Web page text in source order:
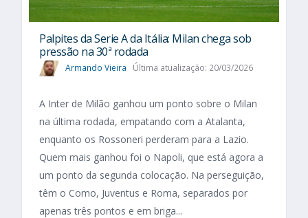
Palpites da Serie A da Itália: Milan chega sob
pressão na 30ª rodada
Armando Vieira Última atualização: 20/03/2026
A Inter de Milão ganhou um ponto sobre o Milan
na última rodada, empatando com a Atalanta,
enquanto os Rossoneri perderam para a Lazio.
Quem mais ganhou foi o Napoli, que está agora a
um ponto da segunda colocação. Na perseguição,
têm o Como, Juventus e Roma, separados por
apenas três pontos e em briga...